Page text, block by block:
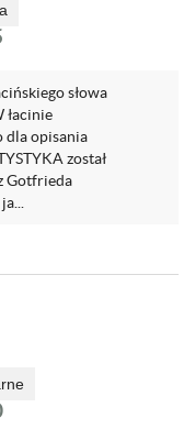
słowa
łacinie
dla opisania
został
Gotfrieda